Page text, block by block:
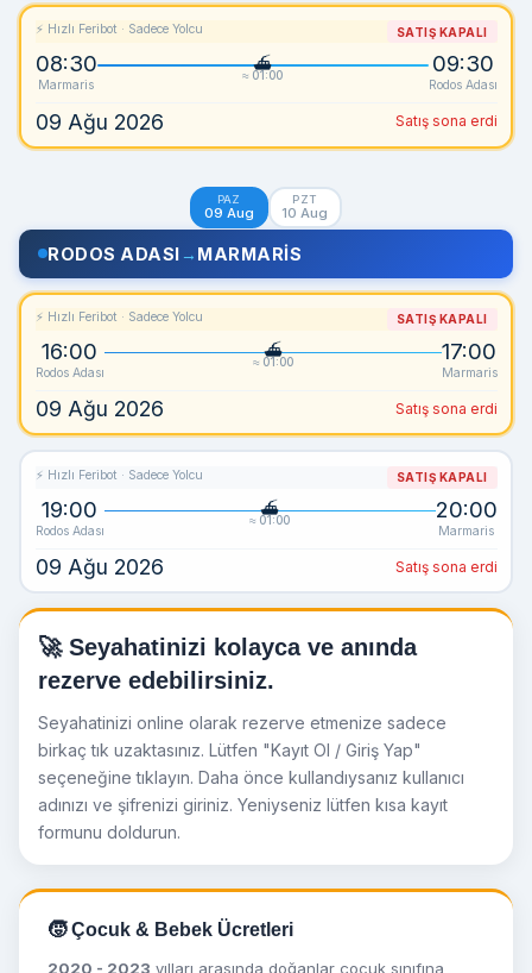
⚡ Hızlı Feribot · Sadece Yolcu SATIŞ KAPALI
08:30
Marmaris
≈ 01:00 09:30
Rodos Adası
09 Ağu 2026 Satış sona erdi
PAZ
09 Aug
PZT
10 Aug
RODOS ADASI → MARMARIS
⚡ Hızlı Feribot · Sadece Yolcu SATIŞ KAPALI
16:00
Rodos Adası
≈ 01:00 17:00
Marmaris
09 Ağu 2026 Satış sona erdi
⚡ Hızlı Feribot · Sadece Yolcu SATIŞ KAPALI
19:00
Rodos Adası
≈ 01:00 20:00
Marmaris
09 Ağu 2026 Satış sona erdi
🚀 Seyahatinizi kolayca ve anında
rezerve edebilirsiniz.
Seyahatinizi online olarak rezerve etmenize sadece
birkaç tık uzaktasınız. Lütfen "Kayıt Ol / Giriş Yap"
seçeneğine tıklayın. Daha önce kullandıysanız kullanıcı
adınızı ve şifrenizi giriniz. Yeniyseniz lütfen kısa kayıt
formunu doldurun.
🧒 Çocuk & Bebek Ücretleri
2020 - 2023 yılları arasında doğanlar çocuk sınıfına